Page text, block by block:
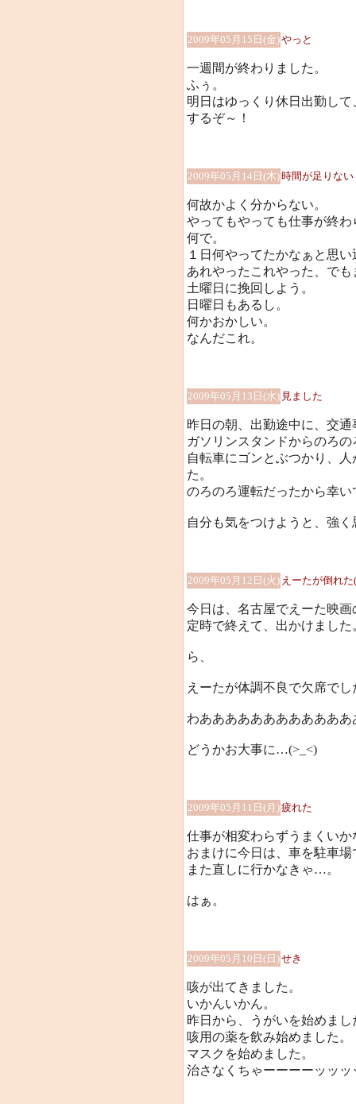
2009年05月15日(金)やっと
一週間が終わりました。
ふぅ。
明日はゆっくり休日出勤し
するぞ～！
2009年05月14日(木)時間が足りない
何故かよく分からない。
やってもやっても仕事が終わ
何で。
１日何やってたかなぁと思
あれやったこれやった、で
土曜日に挽回しよう。
日曜日もあるし。
何かおかしい。
なんだこれ。
2009年05月13日(水) 見ました
昨日の朝、出勤途中に、交
ガソリンスタンドからのろ
自転車にゴンとぶつかり、
た。
のろのろ運転だったから幸い
自分も気をつけようと、強
2009年05月12日(火) えーたが倒れた
今日は、名古屋でえーた映
定時で終えて、出かけました
ら、
えーたが体調不良で欠席でし
わあああああああああああ
どうかお大事に…(>_<)
2009年05月11日(月)疲れた
仕事が相変わらずうまくいか
おまけに今日は、車を駐車
また直しに行かなきゃ…。
はぁ。
2009年05月10日(日)せき
咳が出てきました。
いかんいかん。
昨日から、うがいを始めまし
咳用の薬を飲み始めました。
マスクを始めました。
治さなくちゃーーーーッッッ